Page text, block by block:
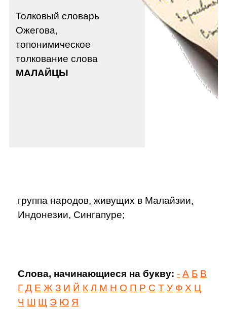
Толковый словарь
Ожегова,
топонимическое
толкование слова
МАЛАЙЦЫ
группа народов, живущих в Малайзии,
Индонезии, Сингапуре;
Слова, начинающиеся на букву: - А Б В
Г Д Е Ж З И Й К Л М Н О П Р С Т У Ф Х Ц
Ч Ш Щ Э Ю Я